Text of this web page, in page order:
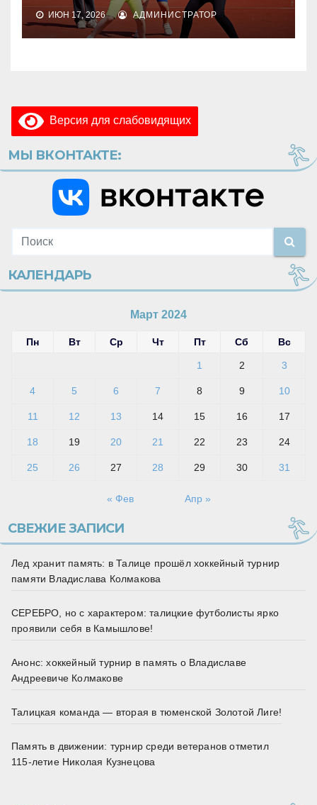
ИЮН 17, 2026 АДМИНИСТРАТОР
Версия для слабовидящих
МЫ ВКОНТАКТЕ:
КАЛЕНДАРЬ
Март 2024
Пн Вт Ср Чт Пт Сб Вс
1 2 3
4 5 6 7 8 9 10
11 12 13 14 15 16 17
18 19 20 21 22 23 24
25 26 27 28 29 30 31
« Фев Апр »
СВЕЖИЕ ЗАПИСИ
Лед хранит память: в Талице прошёл хоккейный турнир
памяти Владислава Колмакова
СЕРЕБРО, но с характером: талицкие футболисты ярко
проявили себя в Камышлове!
Анонс: хоккейный турнир в память о Владиславе
Андреевиче Колмакове
Талицкая команда — вторая в тюменской Золотой Лиге!
Память в движении: турнир среди ветеранов отметил
115‑летие Николая Кузнецова